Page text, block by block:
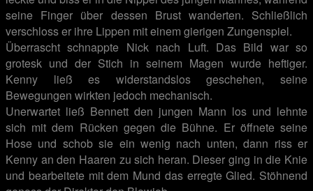
seine Finger über dessen Brust wanderten. Schließlich
verschloss er ihre Lippen mit einem gierigen Zungenspiel.
Überrascht schnappte Nick nach Luft. Das Bild war so
grotesk und der Stich in seinem Magen wurde heftiger.
Kenny ließ es widerstandslos geschehen, seine
Bewegungen wirkten jedoch mechanisch.
Unerwartet ließ Bennett den jungen Mann los und lehnte
sich mit dem Rücken gegen die Bühne. Er öffnete seine
Hose und schob sie ein wenig nach unten, dann riss er
Kenny an den Haaren zu sich heran. Dieser ging in die Knie
und bearbeitete mit dem Mund das erregte Glied. Stöhnend